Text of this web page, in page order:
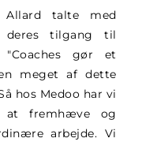
Allard talte med
tilgang til
gør et
meget af dette
hos Medoo har vi
fremhæve og
arbejde. Vi